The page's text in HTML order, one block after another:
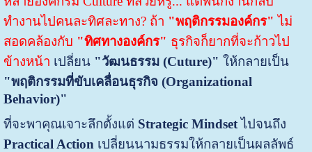
ทำงานไปคนละทิศละทาง? ถ้า "พฤติกรรมองค์กร" ไม่
สอดคล้องกับ "ทิศทางองค์กร" ธุรกิจก็ยากที่จะก้าวไป
ข้างหน้า ​เปลี่ยน "วัฒนธรรม (Cuture)" ให้กลายเป็น
"พฤติกรรมที่ขับเคลื่อนธุรกิจ (Organizational
Behavior)"
ที่จะพาคุณเจาะลึกตั้งแต่ Strategic Mindsetไปจนถึง
Practical Action เปลี่ยนนามธรรมให้กลายเป็นผลลัพธ์